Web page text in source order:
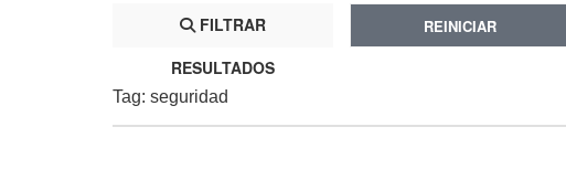
FILTRAR
RESULTADOS
REINICIAR
Tag: seguridad